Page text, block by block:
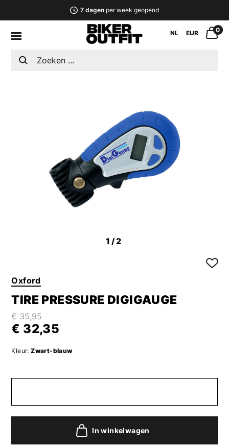
7 dagenper week geopend
NL EUR 0
1/2
Oxford
TIRE PRESSURE DIGIGAUGE
€ 35,95
€ 32,35
Kleur: Zwart-blauw
In winkelwagen